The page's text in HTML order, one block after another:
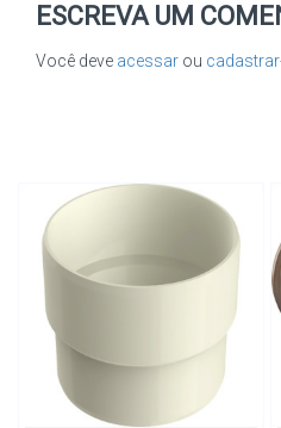
ESCREVA UM
Você deve acessar ou